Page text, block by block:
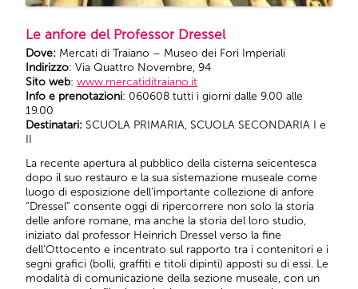
Le anfore del Professor Dressel
Dove: Mercati di Traiano – Museo dei Fori Imperiali
Indirizzo: Via Quattro Novembre, 94
Sito web:www.mercatiditraiano.it
Info e prenotazioni: 060608 tutti i giorni dalle 9.00 alle
19.00
Destinatari:SCUOLA PRIMARIA, SCUOLA SECONDARIA I e
II
La recente apertura al pubblico della cisterna seicentesca
dopo il suo restauro e la sua sistemazione museale come
luogo di esposizione dell’importante collezione di anfore
“Dressel” consente oggi di ripercorrere non solo la storia
delle anfore romane, ma anche la storia del loro studio,
iniziato dal professor Heinrich Dressel verso la fine
dell’Ottocento e incentrato sul rapporto tra i contenitori e i
segni grafici (bolli, graffiti e titoli dipinti) apposti su di essi. Le
modalità di comunicazione della sezione museale, con un